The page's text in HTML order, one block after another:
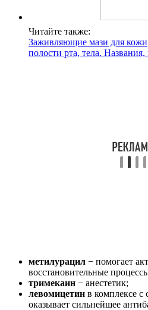
Читайте также:
Заживляющие мази для
полости рта, тела.
метилурацил − помогает
восстановительные
тримекаин − анестетик;
левомицетин в комплексе с
оказывает сильнейшее